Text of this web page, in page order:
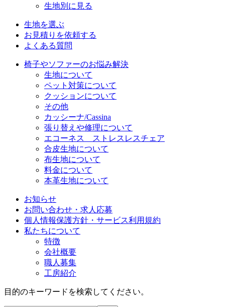
生地別に見る
生地を選ぶ
お見積りを依頼する
よくある質問
椅子やソファーのお悩み解決
生地について
ペット対策について
クッションについて
その他
カッシーナ/Cassina
張り替えや修理について
エコーネス ストレスレスチェア
合皮生地について
布生地について
料金について
本革生地について
お知らせ
お問い合わせ・求人応募
個人情報保護方針・サービス利用規約
私たちについて
特徴
会社概要
職人募集
工房紹介
目的のキーワードを検索してください。